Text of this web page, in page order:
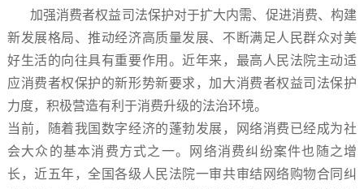
加强消费者权益司法保护对于扩大内需、促进消费、构建
新发展格局、推动经济高质量发展、不断满足人民群众对美
好生活的向往具有重要作用。近年来，最高人民法院主动适
应消费者权保护的新形势新要求，加大消费者权益司法保护
力度，积极营造有利于消费升级的法治环境。
当前，随着我国数字经济的蓬勃发展，网络消费已经成为社
会大众的基本消费方式之一。网络消费纠纷案件也随之增
长，近五年，全国各级人民法院一审共审结网络购物合同纠